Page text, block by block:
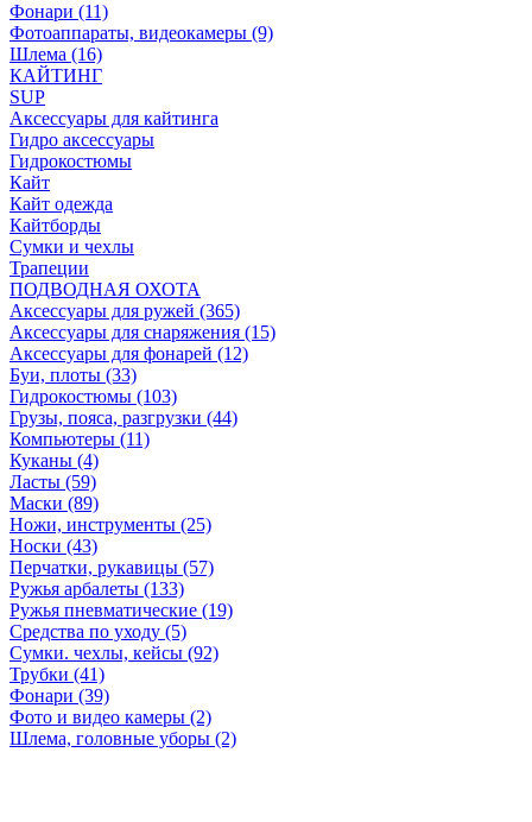
Фонари (11)
Фотоаппараты, видеокамеры (9)
Шлема (16)
КАЙТИНГ
SUP
Аксессуары для кайтинга
Гидро аксессуары
Гидрокостюмы
Кайт
Кайт одежда
Кайтборды
Сумки и чехлы
Трапеции
ПОДВОДНАЯ ОХОТА
Аксессуары для ружей (365)
Аксессуары для снаряжения (15)
Аксессуары для фонарей (12)
Буи, плоты (33)
Гидрокостюмы (103)
Грузы, пояса, разгрузки (44)
Компьютеры (11)
Куканы (4)
Ласты (59)
Маски (89)
Ножи, инструменты (25)
Носки (43)
Перчатки, рукавицы (57)
Ружья арбалеты (133)
Ружья пневматические (19)
Средства по уходу (5)
Сумки. чехлы, кейсы (92)
Трубки (41)
Фонари (39)
Фото и видео камеры (2)
Шлема, головные уборы (2)